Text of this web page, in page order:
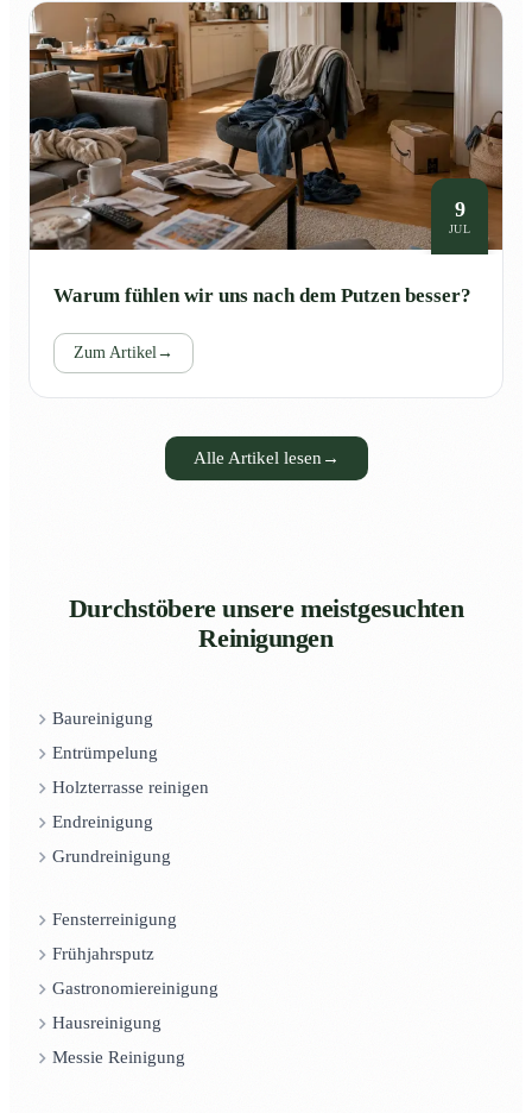
9
JUL
Warum fühlen wir uns nach dem Putzen besser?
Zum Artikel→
Alle Artikel lesen →
Durchstöbere unsere meistgesuchten
Reinigungen
Baureinigung
Entrümpelung
Holzterrasse reinigen
Endreinigung
Grundreinigung
Fensterreinigung
Frühjahrsputz
Gastronomiereinigung
Hausreinigung
Messie Reinigung